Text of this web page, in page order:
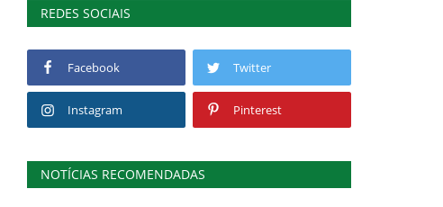
REDES SOCIAIS
Facebook Twitter
Instagram Pinterest
NOTÍCIAS RECOMENDADAS